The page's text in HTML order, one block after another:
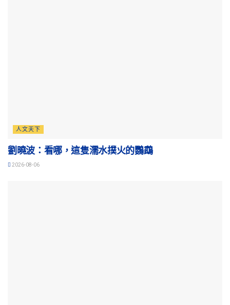
人文天下
劉曉波：看哪，這隻濡水撲火的鸚鵡
2026-08-06